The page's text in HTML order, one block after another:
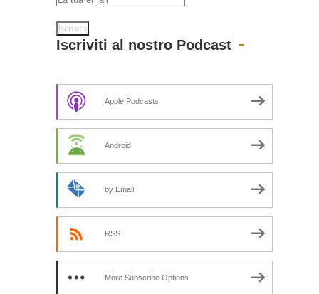
Iscriviti al nostro Podcast
Apple Podcasts
Android
by Email
RSS
More Subscribe Options